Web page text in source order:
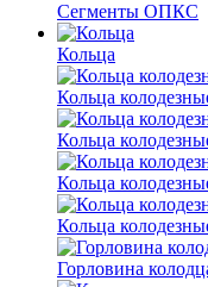
Сегменты ОПКС
Кольца
Кольца
Кольца
Кольца
Кольца
Горловина